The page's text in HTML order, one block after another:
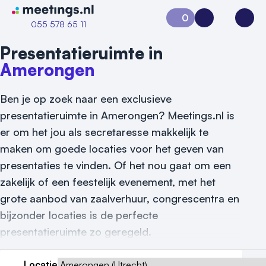
Naar home van Meetings
055 578 65 11
0
Aanvraag 0Inloggen
Presentatieruimte in
Amerongen
Ben je op zoek naar een exclusieve
presentatieruimte in Amerongen? Meetings.nl is
er om het jou als secretaresse makkelijk te
maken om goede locaties voor het geven van
presentaties te vinden. Of het nou gaat om een
zakelijk of een feestelijk evenement, met het
grote aanbod van zaalverhuur, congrescentra en
bijzonder locaties is de perfecte
presentatieruimte zo geregeld.